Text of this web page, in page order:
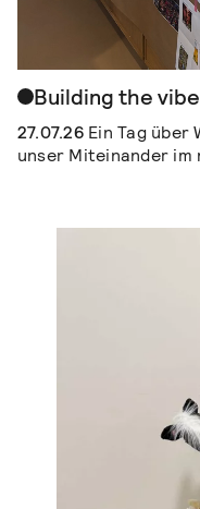
Building the vibe
27.07.26Ein Tag über
unser Miteinander im